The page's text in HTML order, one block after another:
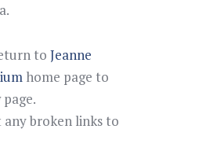
to Jeanne
home page to
any broken links to